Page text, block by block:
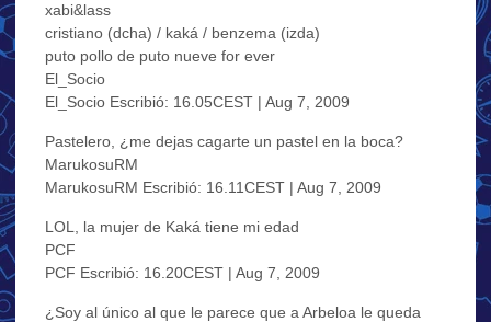
xabi&lass
cristiano (dcha) / kaká / benzema (izda)
puto pollo de puto nueve for ever
El_Socio
El_Socio Escribió: 16.05CEST | Aug 7, 2009
Pastelero, ¿me dejas cagarte un pastel en la boca?
MarukosuRM
MarukosuRM Escribió: 16.11CEST | Aug 7, 2009
LOL, la mujer de Kaká tiene mi edad
PCF
PCF Escribió: 16.20CEST | Aug 7, 2009
¿Soy al único al que le parece que a Arbeloa le queda